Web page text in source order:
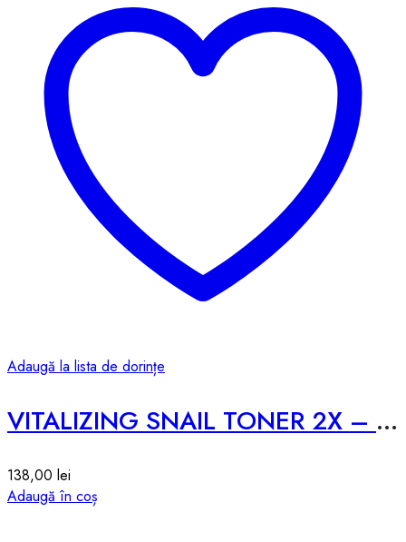
Adaugă la lista de dorințe
VITALIZING SNAIL TONER 2X – 200ml
138,00 lei
Adaugă în coș